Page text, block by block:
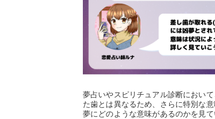
夢占いやスピリチュアル診断におい
た歯とは異なるため、さらに特別な
夢にどのような意味があるのかを見て